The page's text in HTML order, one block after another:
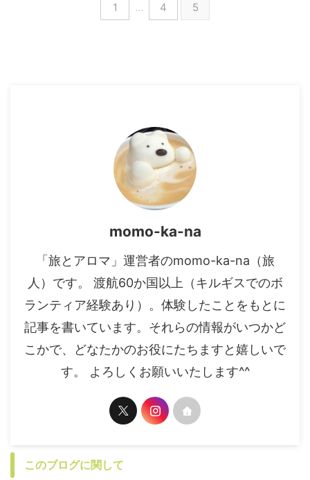
1 … 4 5
momo-ka-na
「旅とアロマ」運営者のmomo-ka-na（旅
人）です。 渡航60か国以上（キルギスでのボ
ランティア経験あり）。体験したことをもとに
記事を書いています。それらの情報がいつかど
こかで、どなたかのお役にたちますと嬉しいで
す。 よろしくお願いいたします^^
このブログに関して